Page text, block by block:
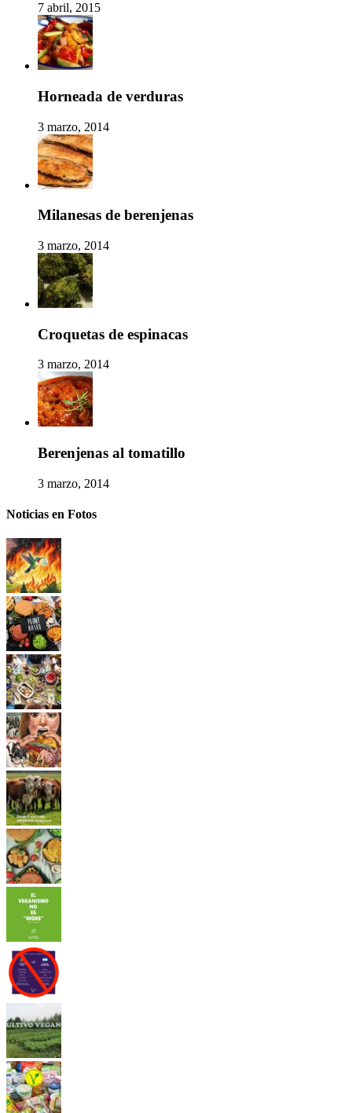
7 abril, 2015
Horneada de verduras
3 marzo, 2014
Milanesas de berenjenas
3 marzo, 2014
Croquetas de espinacas
3 marzo, 2014
Berenjenas al tomatillo
3 marzo, 2014
Noticias en Fotos